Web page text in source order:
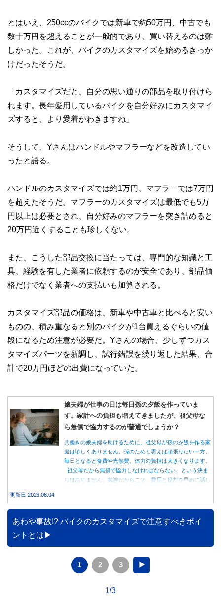
とはいえ、250ccのバイクでは新車で約50万円、中古でも
数十万円を超えることが一般的であり、買い替えるのは難
しかった。これが、バイクのカスタマイズを始めるきっか
けだったそうだ。
「カスタマイズだと、自分の思い通りの部品を取り付けら
れます。長年愛用しているバイクを自分好みにカスタマイ
ズすると、より愛着がわきますね」
そうして、Yさんはハンドルやマフラーなどを改造してい
ったと語る。
ハンドルのカスタマイズでは約1万円、マフラーでは7万円
を超えたそうだ。マフラーのカスタマイズは最低でも5万
円以上は必要とされ、自分好みのマフラーを突き詰めると
20万円近くすることも珍しくない。
また、こうした部品交換に当たっては、専門的な知識と工
具、経験を有した業者に依頼するのが安全であり、部品価
格だけでなく業者への支払いも加算される。
カスタマイズ部品の価格は、新車や中古車と比べると安い
ものの、積み重なると別のバイクが1台買えるぐらいの値
段になるため注意が必要だ。Yさんの場合、少しずつカス
タマイズパーツを新調し、試行錯誤を繰り返した結果、合
計で20万円ほどの出費になっていた。
娘夫婦が仕事の日は毎日孫の夕飯を作っていま
す。家計への負担も増えてきましたが、祖父母な
ら無償で協力するのが普通でしょうか？
共働きの娘夫婦を助けるために、祖父母が孫の夕飯を作る家
庭は珍しくありません。孫のためと思えば頑張りたい一方、
毎日となると食費や光熱費、体力の負担は大きくなります。
祖父母だから無償で協力しなければならない、という決ま
りはありません。家族だからこそ、費用と役割を早めに話し
更新日:2026.08.04
あわや事故!? バイクのカスタマイズで注意すべきポイ
ントとは
1 2 3 ▶
1/3